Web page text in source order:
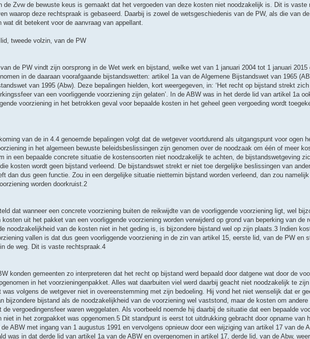
de Zvw de bewuste keus is gemaakt dat het vergoeden van deze kosten niet noodzakelijk is. Dit is vaste
waarop deze rechtspraak is gebaseerd. Daarbij is zowel de wetsgeschiedenis van de PW, als die van
dit betekent voor de aanvraag van appellant.
tweede volzin, van de PW
de PW vindt zijn oorsprong in de Wet werk en bijstand, welke wet van 1 januari 2004 tot 1 januari 2015
in de daaraan voorafgaande bijstandswetten: artikel 1a van de Algemene Bijstandswet van 1965
van 1995 (Abw). Deze bepalingen hielden, kort weergegeven, in: ‘Het recht op bijstand strekt
van een voorliggende voorziening zijn gelaten’. In de ABW was in het derde lid van artikel 1a
voorziening in het betrokken geval voor bepaalde kosten in het geheel geen vergoeding wordt
van de in 4.4 genoemde bepalingen volgt dat de wetgever voortdurend als uitgangspunt voor ogen
in het algemeen bewuste beleidsbeslissingen zijn genomen over de noodzaak om één of meer
in een bepaalde concrete situatie de kostensoorten niet noodzakelijk te achten, de bijstandswetgeving
kosten wordt geen bijstand verleend. De bijstandswet strekt er niet toe dergelijke beslissingen van
dan dus geen functie. Zou in een dergelijke situatie niettemin bijstand worden verleend, dan zou
worden doorkruist.2
dat wanneer een concrete voorziening buiten de reikwijdte van de voorliggende voorziening ligt, wel
uit het pakket van een voorliggende voorziening worden verwijderd op grond van beperking van de
noodzakelijkheid van de kosten niet in het geding is, is bijzondere bijstand wel op zijn plaats.3 Indien
vallen is dat dus geen voorliggende voorziening in de zin van artikel 15, eerste lid, van de PW en
de weg. Dit is vaste rechtspraak.4
konden gemeenten zo interpreteren dat het recht op bijstand werd bepaald door datgene wat door de
in het voorzieningenpakket. Alles wat daarbuiten viel werd daarbij geacht niet noodzakelijk te
volgens de wetgever niet in overeenstemming met zijn bedoeling. Hij vond het niet wenselijk dat er
bijzondere bijstand als de noodzakelijkheid van de voorziening wel vaststond, maar de kosten om andere
vergoedingensfeer waren weggelaten. Als voorbeeld noemde hij daarbij de situatie dat een bepaalde
niet in het zorgpakket was opgenomen.5 Dit standpunt is eerst tot uitdrukking gebracht door opname van
ABW met ingang van 1 augustus 1991 en vervolgens opnieuw door een wijziging van artikel 17 van de
was in dat derde lid van artikel 1a van de ABW en overgenomen in artikel 17, derde lid, van de Abw,